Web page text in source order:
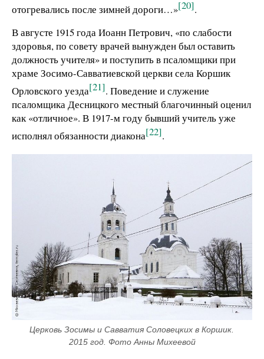
отогревались после зимней дороги…»[20].
В августе 1915 года Иоанн Петрович, «по слабости
здоровья, по совету врачей вынужден был оставить
должность учителя» и поступить в псаломщики при
храме Зосимо-Савватиевской церкви села Коршик
Орловского уезда[21]. Поведение и служение
псаломщика Десницкого местный благочинный оценил
как «отличное». В 1917-м году бывший учитель уже
исполнял обязанности диакона[22].
Церковь Зосимы и Савватия Соловецких в Коршик.
2015 год. Фото Анны Михеевой